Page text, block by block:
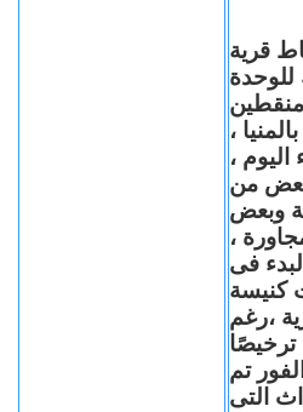
قرية
للوحدة
منقطين
،
،
من
وبعض
،
فى
كنيسة
،رغم
تم
التى